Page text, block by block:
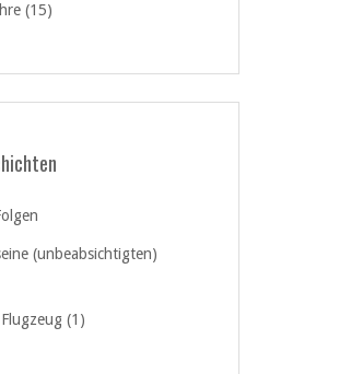
(15)
(unbeabsichtigten)
(1)